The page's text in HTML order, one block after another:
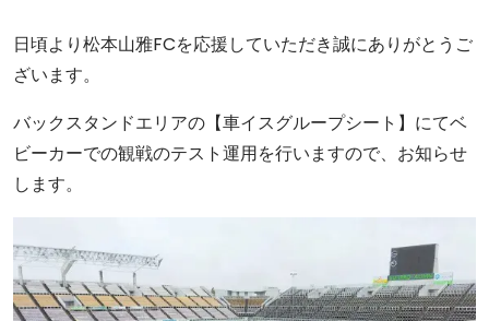
日頃より松本山雅FCを応援していただき誠にありがとうご
ざいます。
バックスタンドエリアの【車イスグループシート】にてベ
ビーカーでの観戦のテスト運用を行いますので、お知らせ
します。